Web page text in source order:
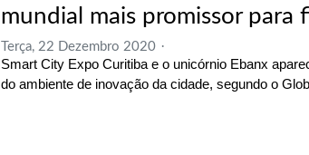
mundial mais promissor para
Terça, 22 Dezembro 2020
Smart City Expo Curitiba e o unicórnio Ebanx
do ambiente de inovação da cidade, segundo o